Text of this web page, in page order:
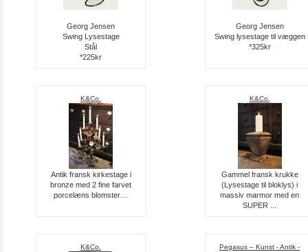
Georg Jensen
Swing Lysestage
Stål
*225kr
Georg Jensen
Swing lysestage til væggen
*325kr
K&Co.
Antik fransk kirkestage i
bronze med 2 fine farvet
porcelæns blomster…
K&Co.
Gammel fransk krukke
(Lysestage til bloklys) i
massiv marmor med en
SUPER ...
K&Co.
Pegasus – Kunst - Antik -